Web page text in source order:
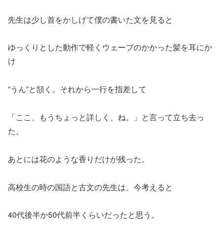
先生は少し首をかしげて僕の書いた文を見ると
ゆっくりとした動作で軽くウェーブのかかった髪を耳にか
け
”うん”と頷く。それから一行を指差して
「ここ、もうちょっと詳しく、ね。」と言って立ち去っ
た。
あとには花のような香りだけが残った。
高校生の時の国語と古文の先生は、今考えると
40代後半か50代前半くらいだったと思う。